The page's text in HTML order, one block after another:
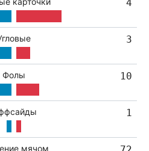
4
3
Фолы 10
1
мячом